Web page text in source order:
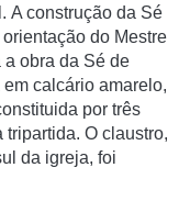
A construção da Sé
do Mestre
a obra da Sé de
calcário amarelo,
por três
O claustro,
da igreja, foi